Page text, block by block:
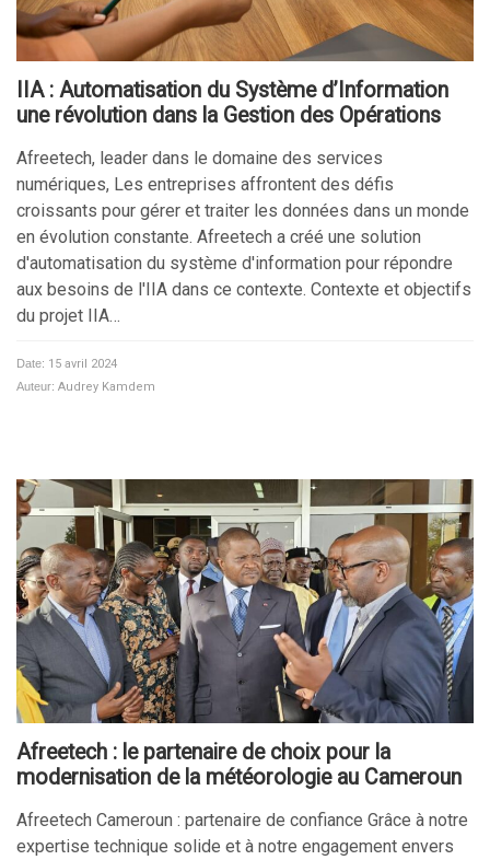
IIA : Automatisation du Système d’Information
une révolution dans la Gestion des Opérations
Afreetech, leader dans le domaine des services
numériques, Les entreprises affrontent des défis
croissants pour gérer et traiter les données dans un monde
en évolution constante. Afreetech a créé une solution
d'automatisation du système d'information pour répondre
aux besoins de l'IIA dans ce contexte. Contexte et objectifs
du projet IIA…
Date: 15 avril 2024
Auteur: Audrey Kamdem
Afreetech : le partenaire de choix pour la
modernisation de la météorologie au Cameroun​
Afreetech Cameroun : partenaire de confiance Grâce à notre
expertise technique solide et à notre engagement envers